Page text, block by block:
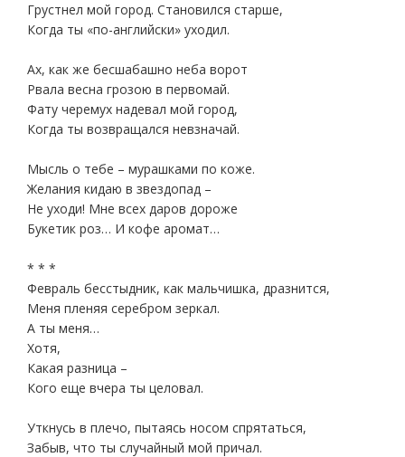
Грустнел мой город. Становился старше,
Когда ты «по-английски» уходил.
Ах, как же бесшабашно неба ворот
Рвала весна грозою в первомай.
Фату черемух надевал мой город,
Когда ты возвращался невзначай.
Мысль о тебе – мурашками по коже.
Желания кидаю в звездопад –
Не уходи! Мне всех даров дороже
Букетик роз… И кофе аромат…
* * *
Февраль бесстыдник, как мальчишка, дразнится,
Меня пленяя серебром зеркал.
А ты меня…
Хотя,
Какая разница –
Кого еще вчера ты целовал.
Уткнусь в плечо, пытаясь носом спрятаться,
Забыв, что ты случайный мой причал.